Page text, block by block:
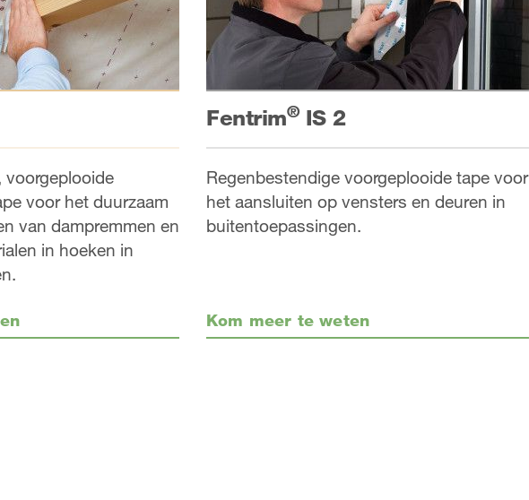
voorgeplooide
voor het duurzaam
van dampremmen en
in hoeken in
Fentrim®IS 2
Regenbestendige voorgeplooide tape voor
het aansluiten op vensters en deuren in
buitentoepassingen.
Kom meer te weten